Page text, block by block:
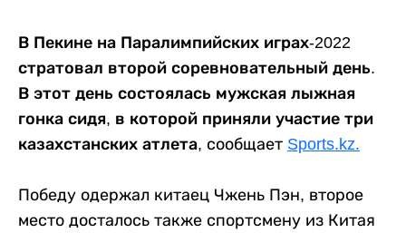
В Пекине на Паралимпийских играх-2022
стратовал второй соревновательный день.
В этот день состоялась мужская лыжная
гонка сидя, в которой приняли участие три
казахстанских атлета, сообщает Sports.kz.
Победу одержал китаец Чжень Пэн, второе
место досталось также спортсмену из Китая